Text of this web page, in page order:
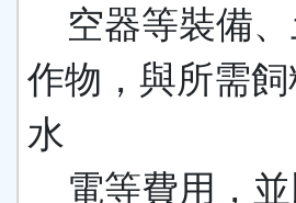
空器等裝備、
作物，與所需
水
電等費用，並